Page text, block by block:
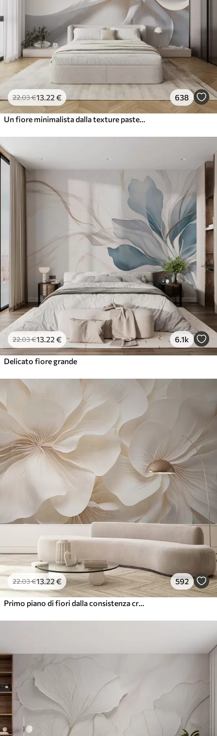
22.03€13.22€ 638
Un fiore minimalista dalla texture pastello bianca con petali morbidi, leggeri e ariosi, su sfondo bianco
22.03€13.22 € 6.1k
Delicato fiore grande
22.03€13.22€ 592
Primo piano di fiori dalla consistenza cremosa con petali delicati e fluenti, che creano una composizione floreale morbida, elegante e strutturata